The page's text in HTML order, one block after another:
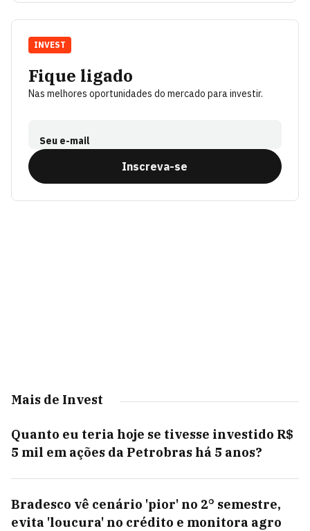
Fique ligado
Nas melhores oportunidades do mercado para investir.
Seu e-mail
Inscreva-se
INVEST
Mais de Invest
Quanto eu teria hoje se tivesse investido R$
5 mil em ações da Petrobras há 5 anos?
Bradesco vê cenário 'pior' no 2° semestre,
evita 'loucura' no crédito e monitora agro